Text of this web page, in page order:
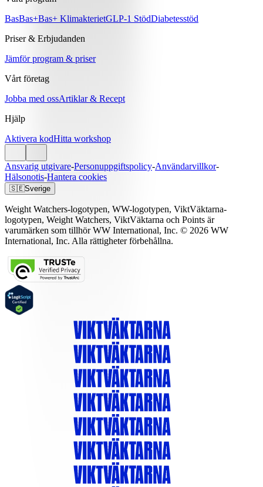
BasBas+Bas+ KlimakterietGLP-1 StödDiabetesstöd
Priser & Erbjudanden
Jämför program & priser
Vårt företag
Jobba med ossArtiklar & Recept
Hjälp
Aktivera kodHitta workshop
Ansvarig utgivare-Personuppgiftspolicy-Användarvillkor-
Hälsonotis-Hantera cookies
🇸🇪Sverige
Weight Watchers-logotypen, WW-logotypen, ViktVäktarna-
logotypen, Weight Watchers, ViktVäktarna och Points är
varumärken som tillhör WW International, Inc. © 2026 WW
International, Inc. Alla rättigheter förbehållna.